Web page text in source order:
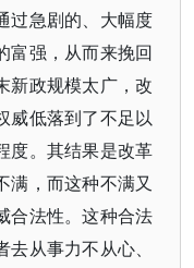
过急剧的、大幅度
富强，从而来挽回
新政规模太广，改
威低落到了不足以
度。其结果是改革
满，而这种不满又
合法性。这种合法
从事力不从心、